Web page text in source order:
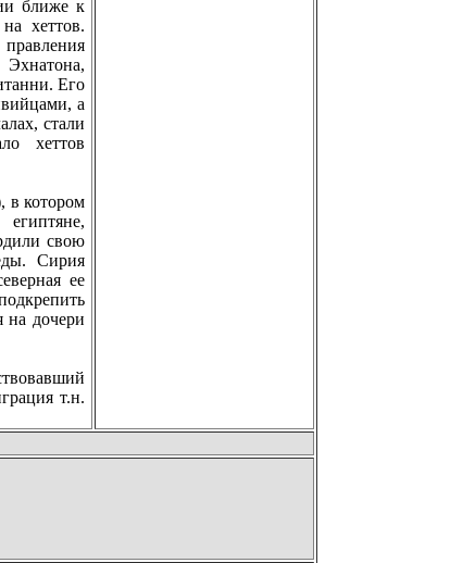
ближе к
хеттов.
Его
а
стали
хеттов
в котором
свою
Сирия
ее
на дочери
т.н.